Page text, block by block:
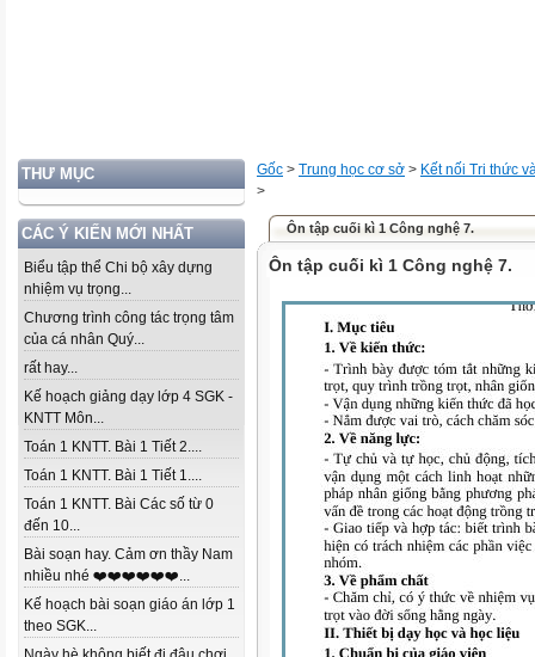
THƯ MỤC
CÁC Ý KIẾN MỚI NHẤT
Biểu tập thể Chi bộ xây dựng
nhiệm vụ trọng...
Chương trình công tác trọng tâm
của cá nhân Quý...
rất hay...
Kế hoạch giảng dạy lớp 4 SGK -
KNTT Môn...
Toán 1 KNTT. Bài 1 Tiết 2....
Toán 1 KNTT. Bài 1 Tiết 1....
Toán 1 KNTT. Bài Các số từ 0
đến 10...
Bài soạn hay. Cảm ơn thầy Nam
nhiều nhé ❤️❤️❤️❤️❤️❤️...
Kế hoạch bài soạn giáo án lớp 1
theo SGK...
Gốc > Trung học cơ sở > Kết nối Tri thức
>
Ôn tập cuối kì 1 Công nghệ 7.
Ôn tập cuối kì 1 Công nghệ 7.